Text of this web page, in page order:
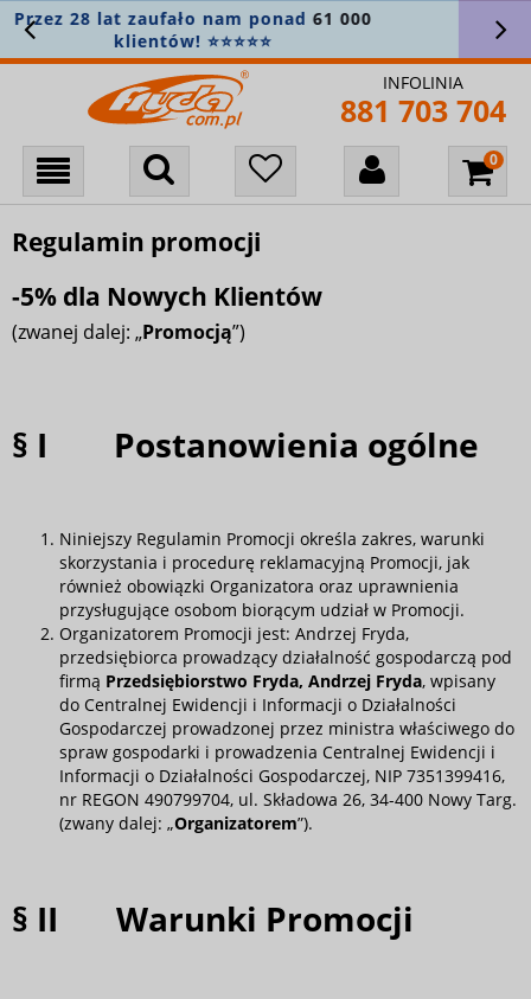
Stałe min.5% zniżki na wszystko
konto i zapisz się do newslettera 🎁
INFOLINIA
881 703 704
Regulamin promocji
-5% dla Nowych Klientów
(zwanej dalej: „Promocją”)
§ I Postanowienia ogólne
Niniejszy Regulamin Promocji określa zakres, warunki
skorzystania i procedurę reklamacyjną Promocji, jak
również obowiązki Organizatora oraz uprawnienia
przysługujące osobom biorącym udział w Promocji.
Organizatorem Promocji jest: Andrzej Fryda,
przedsiębiorca prowadzący działalność gospodarczą pod
firmą Przedsiębiorstwo Fryda, Andrzej Fryda, wpisany
do Centralnej Ewidencji i Informacji o Działalności
Gospodarczej prowadzonej przez ministra właściwego do
spraw gospodarki i prowadzenia Centralnej Ewidencji i
Informacji o Działalności Gospodarczej, NIP 7351399416,
nr REGON 490799704, ul. Składowa 26, 34-400 Nowy Targ.
(zwany dalej: „Organizatorem”).
§ II Warunki Promocji